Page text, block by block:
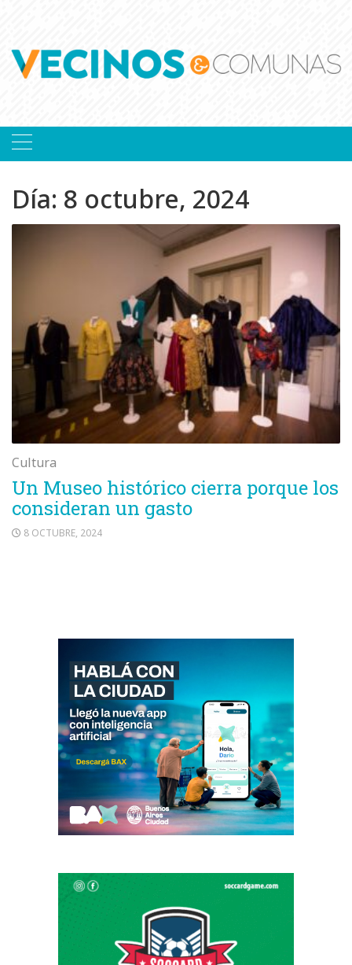
Día: 8 octubre, 2024
Cultura
Un Museo histórico cierra porque los
consideran un gasto
8 OCTUBRE, 2024